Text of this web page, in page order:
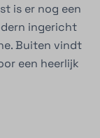
is er nog een
ingericht
Buiten vindt
een heerlijk